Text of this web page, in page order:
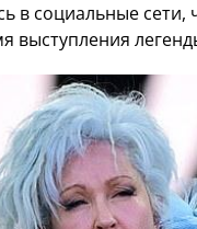
в социальные
выступления